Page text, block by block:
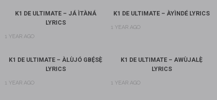
K1 DE ULTIMATE – JÁ ÌTÀNÁ
LYRICS
1 YEAR AGO
K1 DE ULTIMATE – ÀYÌNDÉ LYRICS
1 YEAR AGO
K1 DE ULTIMATE – ÀLÙJÓ GBẸ́SẸ̀
LYRICS
1 YEAR AGO
K1 DE ULTIMATE – AWÙJALẸ̀
LYRICS
1 YEAR AGO